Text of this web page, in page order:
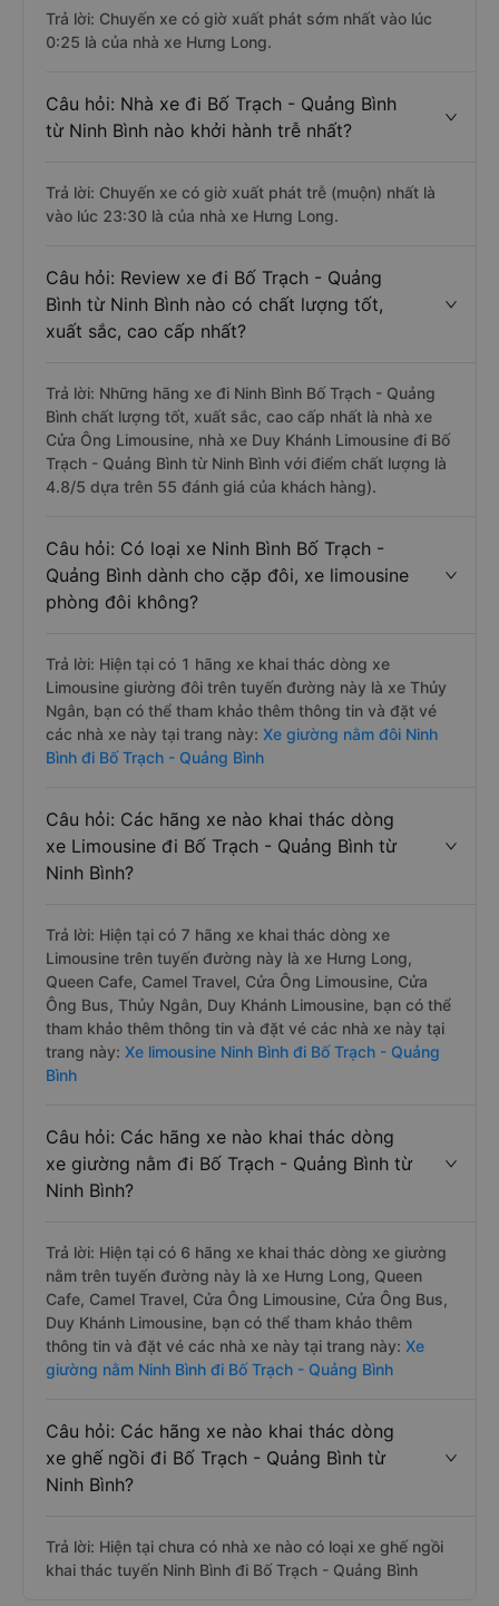
Trả lời: Chuyến xe có giờ xuất phát sớm nhất vào lúc
0:25 là của nhà xe Hưng Long.
Câu hỏi: Nhà xe đi Bố Trạch - Quảng Bình
từ Ninh Bình nào khởi hành trễ nhất?
Trả lời: Chuyến xe có giờ xuất phát trễ (muộn) nhất là
vào lúc 23:30 là của nhà xe Hưng Long.
Câu hỏi: Review xe đi Bố Trạch - Quảng
Bình từ Ninh Bình nào có chất lượng tốt,
xuất sắc, cao cấp nhất?
Trả lời: Những hãng xe đi Ninh Bình Bố Trạch - Quảng
Bình chất lượng tốt, xuất sắc, cao cấp nhất là nhà xe
Cửa Ông Limousine, nhà xe Duy Khánh Limousine đi Bố
Trạch - Quảng Bình từ Ninh Bình với điểm chất lượng là
4.8/5 dựa trên 55 đánh giá của khách hàng).
Câu hỏi: Có loại xe Ninh Bình Bố Trạch -
Quảng Bình dành cho cặp đôi, xe limousine
phòng đôi không?
Trả lời: Hiện tại có 1 hãng xe khai thác dòng xe
Limousine giường đôi trên tuyến đường này là xe Thủy
Ngân, bạn có thể tham khảo thêm thông tin và đặt vé
các nhà xe này tại trang này: Xe giường nằm đôi Ninh
Bình đi Bố Trạch - Quảng Bình
Câu hỏi: Các hãng xe nào khai thác dòng
xe Limousine đi Bố Trạch - Quảng Bình từ
Ninh Bình?
Trả lời: Hiện tại có 7 hãng xe khai thác dòng xe
Limousine trên tuyến đường này là xe Hưng Long,
Queen Cafe, Camel Travel, Cửa Ông Limousine, Cửa
Ông Bus, Thủy Ngân, Duy Khánh Limousine, bạn có thể
tham khảo thêm thông tin và đặt vé các nhà xe này tại
trang này: Xe limousine Ninh Bình đi Bố Trạch - Quảng
Bình
Câu hỏi: Các hãng xe nào khai thác dòng
xe giường nằm đi Bố Trạch - Quảng Bình từ
Ninh Bình?
Trả lời: Hiện tại có 6 hãng xe khai thác dòng xe giường
nằm trên tuyến đường này là xe Hưng Long, Queen
Cafe, Camel Travel, Cửa Ông Limousine, Cửa Ông Bus,
Duy Khánh Limousine, bạn có thể tham khảo thêm
thông tin và đặt vé các nhà xe này tại trang này: Xe
giường nằm Ninh Bình đi Bố Trạch - Quảng Bình
Câu hỏi: Các hãng xe nào khai thác dòng
xe ghế ngồi đi Bố Trạch - Quảng Bình từ
Ninh Bình?
Trả lời: Hiện tại chưa có nhà xe nào có loại xe ghế ngồi
khai thác tuyến Ninh Bình đi Bố Trạch - Quảng Bình